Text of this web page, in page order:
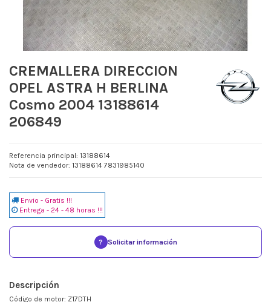
CREMALLERA DIRECCION
OPEL ASTRA H BERLINA
Cosmo 2004 13188614
206849
Referencia principal: 13188614
Nota de vendedor: 13188614 7831985140
Envio - Gratis !!!
Entrega - 24 - 48 horas !!!
? Solicitar información
Descripción
Código de motor: Z17DTH